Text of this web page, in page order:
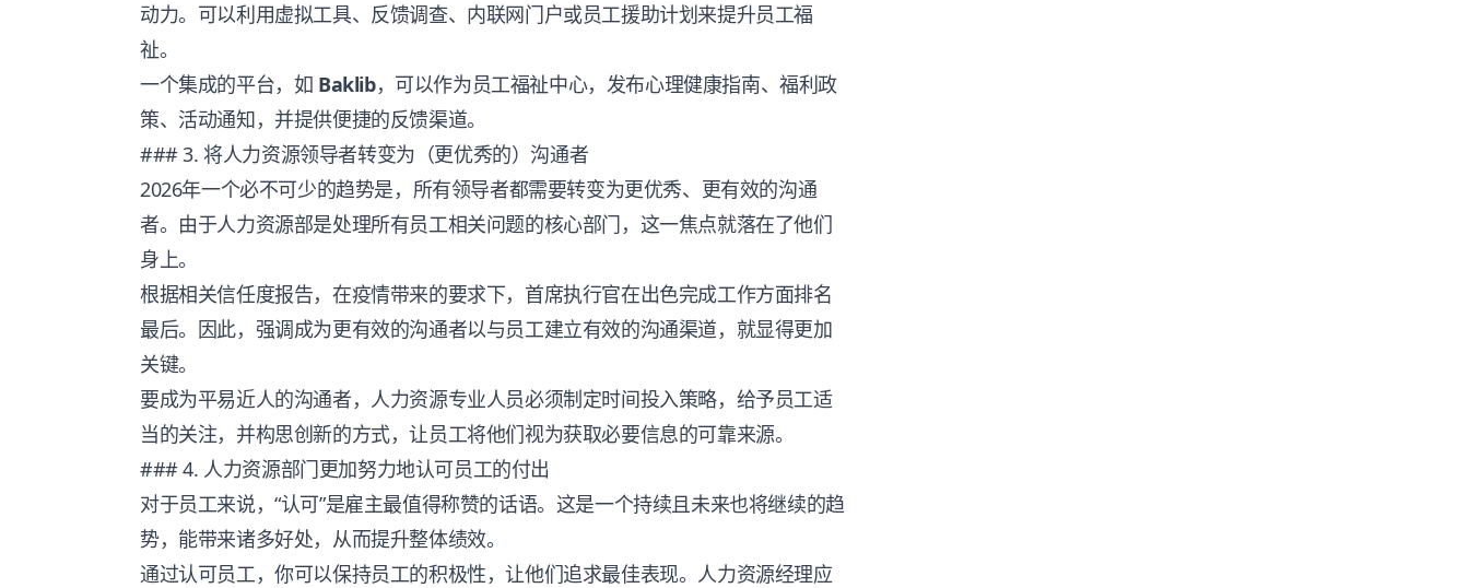
动力。可以利用虚拟工具、反馈调查、内联网门户或员工援助计划来提升员工福
祉。
一个集成的平台，如 Baklib，可以作为员工福祉中心，发布心理健康指南、福利政
策、活动通知，并提供便捷的反馈渠道。
### 3. 将人力资源领导者转变为（更优秀的）沟通者
2026年一个必不可少的趋势是，所有领导者都需要转变为更优秀、更有效的沟通
者。由于人力资源部是处理所有员工相关问题的核心部门，这一焦点就落在了他们
身上。
根据相关信任度报告，在疫情带来的要求下，首席执行官在出色完成工作方面排名
最后。因此，强调成为更有效的沟通者以与员工建立有效的沟通渠道，就显得更加
关键。
要成为平易近人的沟通者，人力资源专业人员必须制定时间投入策略，给予员工适
当的关注，并构思创新的方式，让员工将他们视为获取必要信息的可靠来源。
### 4. 人力资源部门更加努力地认可员工的付出
对于员工来说，“认可”是雇主最值得称赞的话语。这是一个持续且未来也将继续的趋
势，能带来诸多好处，从而提升整体绩效。
通过认可员工，你可以保持员工的积极性，让他们追求最佳表现。人力资源经理应